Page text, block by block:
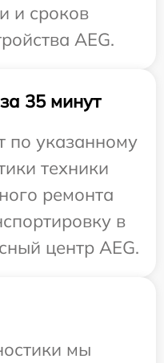
и сроков
AEG.
35 минут
по указанному
техники
ремонта
в
центр AEG.
мы